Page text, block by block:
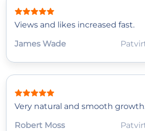
Views and likes increased fast.
James Wade
Very natural and smooth
Robert Moss